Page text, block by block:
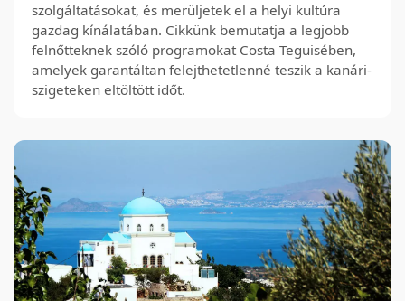
szolgáltatásokat, és merüljetek el a helyi kultúra
gazdag kínálatában. Cikkünk bemutatja a legjobb
felnőtteknek szóló programokat Costa Teguisében,
amelyek garantáltan felejthetetlenné teszik a kanári-
szigeteken eltöltött időt.